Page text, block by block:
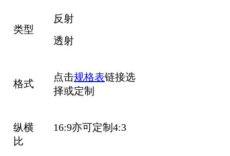
类型
反射
透射
格式
点击规格表链接选
择或定制
纵横
比
16:9亦可定制4:3